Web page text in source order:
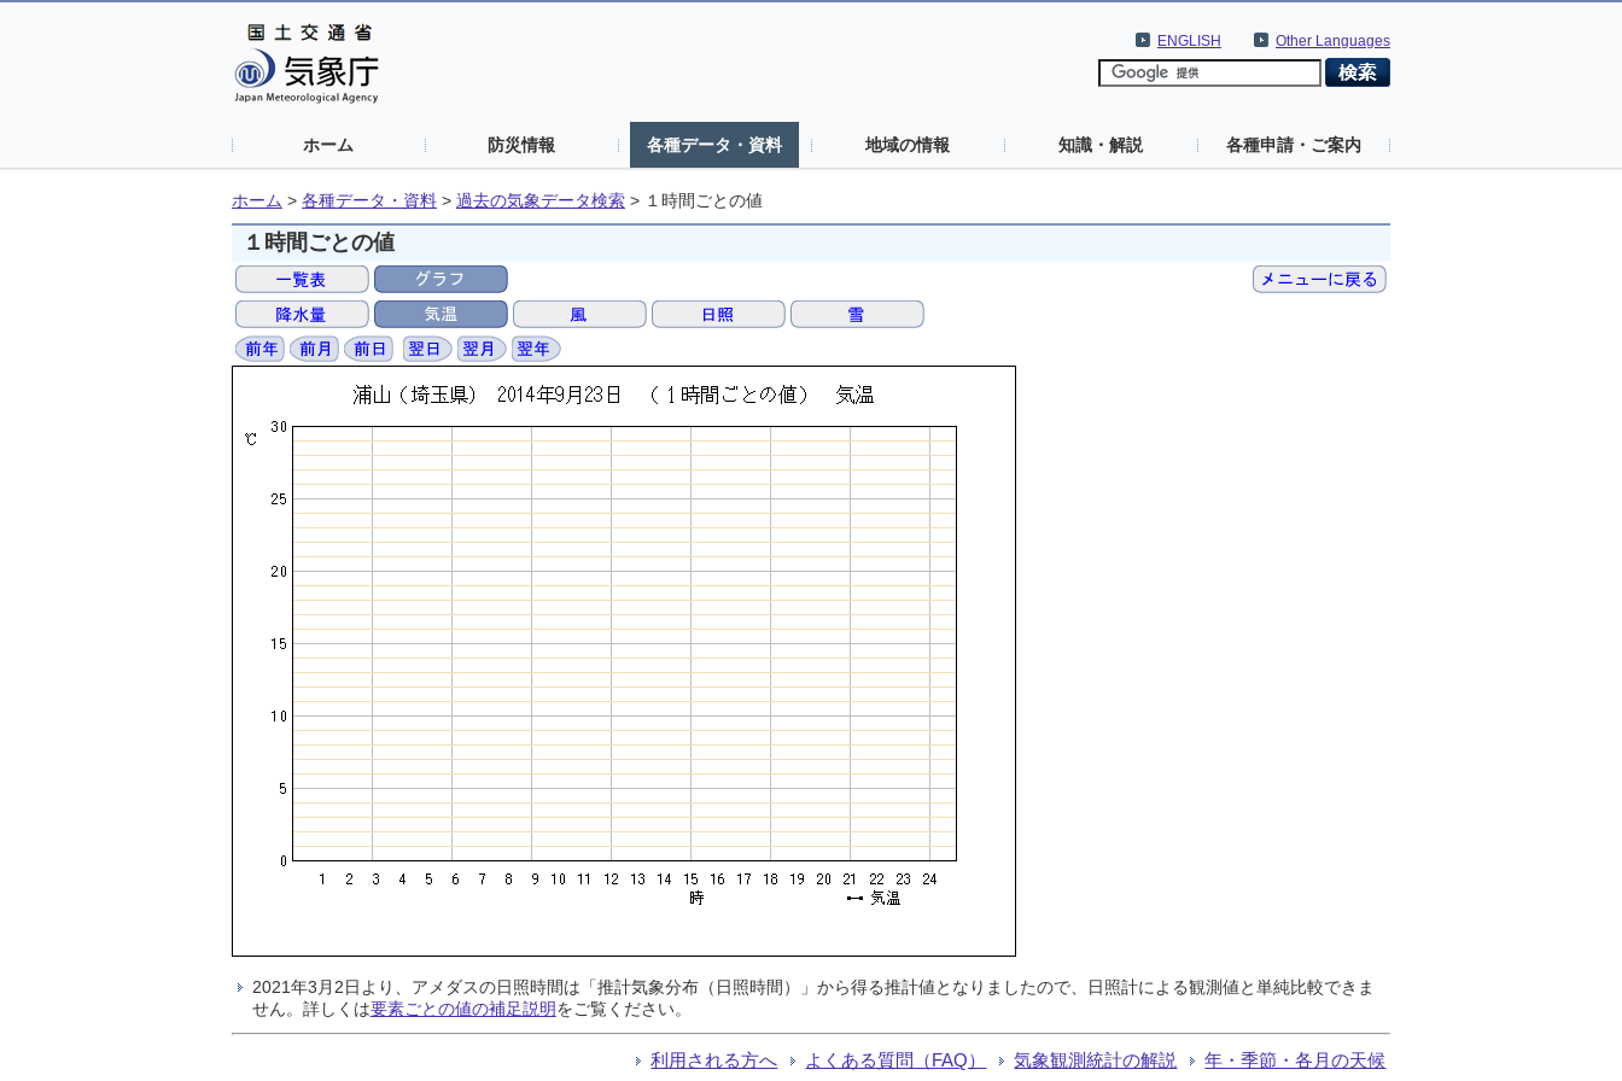
Other Languages
ENGLISH
ホーム 防災情報 各種データ・資料 地域の情報 知識・解説 各種申請・ご案内
ホーム > 各種データ・資料 > 過去の気象データ検索 > １時間ごとの値
１時間ごとの値
2021年3月2日より、アメダスの日照時間は「推計気象分布（日照時間）」から得る推計値となりましたので、日照計による観測値と単純比較できま
せん。詳しくは要素ごとの値の補足説明をご覧ください。
利用される方へ よくある質問（FAQ） 気象観測統計の解説 年・季節・各月の天候